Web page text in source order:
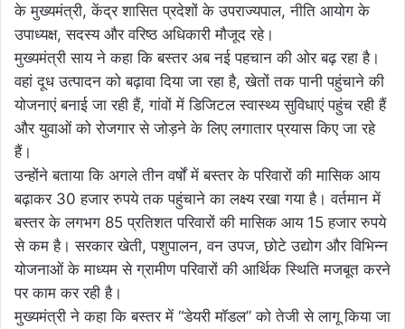
के मुख्यमंत्री, केंद्र शासित प्रदेशों के उपराज्यपाल, नीति आयोग के
उपाध्यक्ष, सदस्य और वरिष्ठ अधिकारी मौजूद रहे।
मुख्यमंत्री साय ने कहा कि बस्तर अब नई पहचान की ओर बढ़ रहा है।
वहां दूध उत्पादन को बढ़ावा दिया जा रहा है, खेतों तक पानी पहुंचाने की
योजनाएं बनाई जा रही हैं, गांवों में डिजिटल स्वास्थ्य सुविधाएं पहुंच रही हैं
और युवाओं को रोजगार से जोड़ने के लिए लगातार प्रयास किए जा रहे
हैं।
उन्होंने बताया कि अगले तीन वर्षों में बस्तर के परिवारों की मासिक आय
बढ़ाकर 30 हजार रुपये तक पहुंचाने का लक्ष्य रखा गया है। वर्तमान में
बस्तर के लगभग 85 प्रतिशत परिवारों की मासिक आय 15 हजार रुपये
से कम है। सरकार खेती, पशुपालन, वन उपज, छोटे उद्योग और विभिन्न
योजनाओं के माध्यम से ग्रामीण परिवारों की आर्थिक स्थिति मजबूत करने
पर काम कर रही है।
मुख्यमंत्री ने कहा कि बस्तर में “डेयरी मॉडल” को तेजी से लागू किया जा